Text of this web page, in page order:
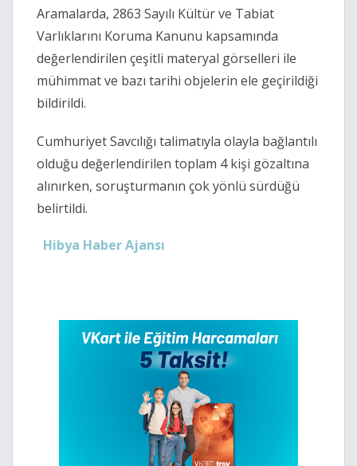
Aramalarda, 2863 Sayılı Kültür ve Tabiat
Varlıklarını Koruma Kanunu kapsamında
değerlendirilen çeşitli materyal görselleri ile
mühimmat ve bazı tarihi objelerin ele geçirildiği
bildirildi.
Cumhuriyet Savcılığı talimatıyla olayla bağlantılı
olduğu değerlendirilen toplam 4 kişi gözaltına
alınırken, soruşturmanın çok yönlü sürdüğü
belirtildi.
Hibya Haber Ajansı